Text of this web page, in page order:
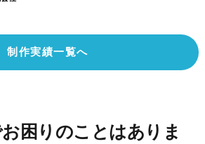
制作実績一覧へ
困りのことはありま